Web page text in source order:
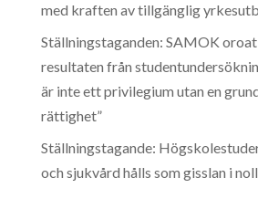
med kraften av tillgänglig
Ställningstaganden: SAMOK
resultaten från
är inte ett privilegium utan en
rättighet”
Ställningstagande:
och sjukvård hålls som gisslan i